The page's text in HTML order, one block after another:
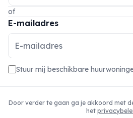
of
E-mailadres
Stuur mij beschikbare
Door verder te gaan ga je akkoord met
het